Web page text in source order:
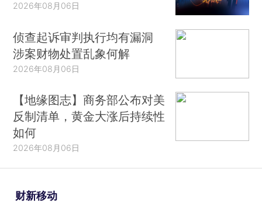
2026年08月06日
侦查起诉审判执行均有漏洞
涉案财物处置乱象何解
2026年08月06日
【地缘图志】商务部公布对美
反制清单，黄金大涨后持续性
如何
2026年08月06日
财新移动